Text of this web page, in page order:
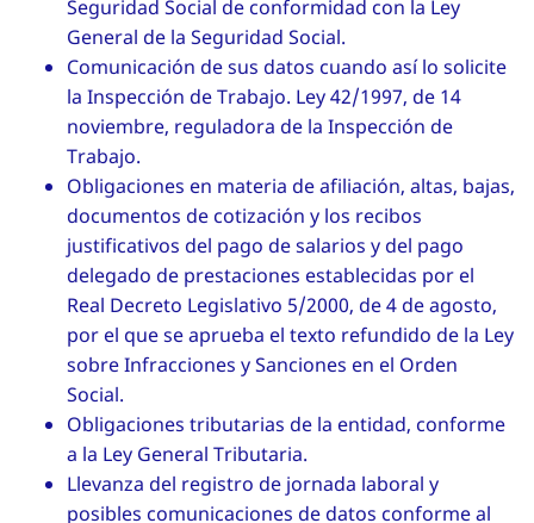
Seguridad Social de conformidad con la Ley
General de la Seguridad Social.
Comunicación de sus datos cuando así lo solicite
la Inspección de Trabajo. Ley 42/1997, de 14
noviembre, reguladora de la Inspección de
Trabajo.
Obligaciones en materia de afiliación, altas, bajas,
documentos de cotización y los recibos
justificativos del pago de salarios y del pago
delegado de prestaciones establecidas por el
Real Decreto Legislativo 5/2000, de 4 de agosto,
por el que se aprueba el texto refundido de la Ley
sobre Infracciones y Sanciones en el Orden
Social.
Obligaciones tributarias de la entidad, conforme
a la Ley General Tributaria.
Llevanza del registro de jornada laboral y
posibles comunicaciones de datos conforme al